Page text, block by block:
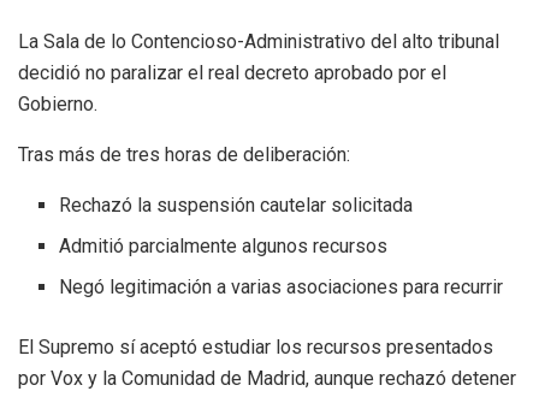
La Sala de lo Contencioso-Administrativo del alto tribunal
decidió no paralizar el real decreto aprobado por el
Gobierno.
Tras más de tres horas de deliberación:
Rechazó la suspensión cautelar solicitada
Admitió parcialmente algunos recursos
Negó legitimación a varias asociaciones para recurrir
El Supremo sí aceptó estudiar los recursos presentados
por Vox y la Comunidad de Madrid, aunque rechazó detener